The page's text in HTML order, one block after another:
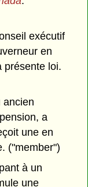
exécutif
en
présente loi.
ancien
a
une en
("member")
à un
une